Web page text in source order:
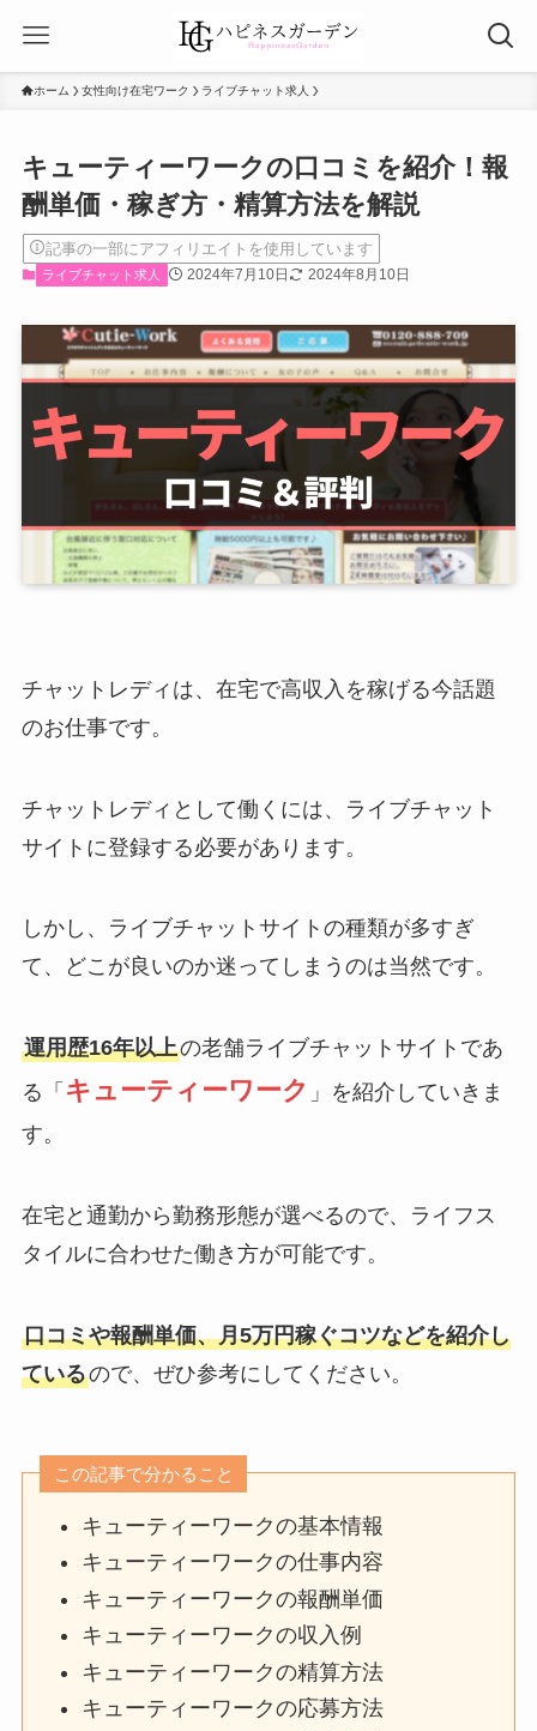
ホーム 女性向け在宅ワーク ライブチャット求人
キューティーワークの口コミを紹介！報
酬単価・稼ぎ方・精算方法を解説
記事の一部にアフィリエイトを使用しています
ライブチャット求人 2024年7月10日 2024年8月10日
チャットレディは、在宅で高収入を稼げる今話題
のお仕事です。
チャットレディとして働くには、ライブチャット
サイトに登録する必要があります。
しかし、ライブチャットサイトの種類が多すぎ
て、どこが良いのか迷ってしまうのは当然です。
運用歴16年以上の老舗ライブチャットサイトであ
る「 キューティーワーク 」を紹介していきま
す。
在宅と通勤から勤務形態が選べるので、ライフス
タイルに合わせた働き方が可能です。
口コミや報酬単価、月5万円稼ぐコツなどを紹介し
ているので、ぜひ参考にしてください。
この記事で分かること
キューティーワークの基本情報
キューティーワークの仕事内容
キューティーワークの報酬単価
キューティーワークの収入例
キューティーワークの精算方法
キューティーワークの応募方法